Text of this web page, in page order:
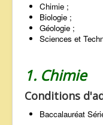
Chimie ;
Biologie ;
Géologie ;
Sciences et
1. Chimie
Conditions
Baccalauréat